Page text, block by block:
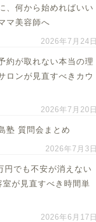
、何から始めればいい
マ美容師へ
2026年7月24日
約が取れない本当の理
ロンが見直すべきカウ
2026年7月20日
塾 質問会まとめ
2026年7月3日
円でも不安が消えない
が見直すべき時間単
2026年6月17日